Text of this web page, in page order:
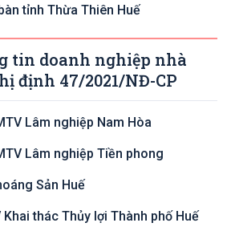
tỉnh Thừa Thiên Huế
tin doanh nghiệp nhà
định 47/2021/NĐ-CP
Lâm nghiệp Nam Hòa
Lâm nghiệp Tiền phong
Sản Huế
Khai thác Thủy lợi Thành phố Huế